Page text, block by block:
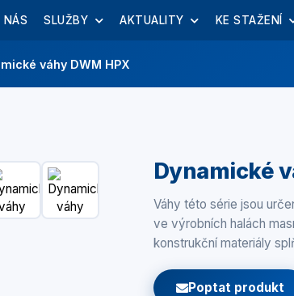
NÁS SLUŽBY AKTUALITY KE STAŽENÍ
váhy DWM HPX
Dynamické
Váhy této série jsou
ve výrobních halách
konstrukční materiály
Poptat produkt